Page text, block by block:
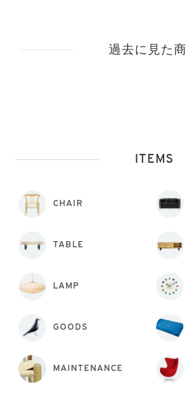
過去に見た
ITEMS
CHAIR
TABLE
LAMP
GOODS
MAINTENANCE